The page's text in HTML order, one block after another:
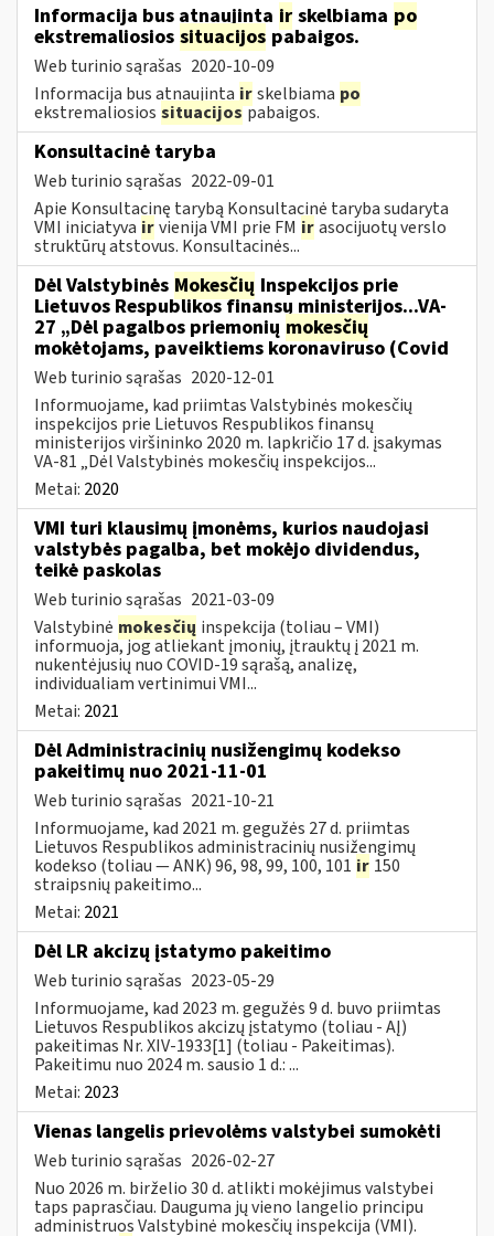
Informacija bus atnaujinta ir skelbiama po
ekstremaliosios situacijos pabaigos.
Web turinio sąrašas 2020-10-09
Informacija bus atnaujinta irskelbiama po
ekstremaliosios situacijospabaigos.
Konsultacinė taryba
Web turinio sąrašas 2022-09-01
Apie Konsultacinę tarybą Konsultacinė taryba sudaryta
VMI iniciatyva irvienija VMI prie FM irasocijuotų verslo
struktūrų atstovus. Konsultacinės...
Dėl Valstybinės Mokesčių Inspekcijos prie
Lietuvos Respublikos finansų ministerijos...VA-
27 „Dėl pagalbos priemonių mokesčių
mokėtojams, paveiktiems koronaviruso (Covid
Web turinio sąrašas 2020-12-01
Informuojame, kad priimtas Valstybinės mokesčių
inspekcijos prie Lietuvos Respublikos finansų
ministerijos viršininko 2020 m. lapkričio 17 d. įsakymas
VA-81 „Dėl Valstybinės mokesčių inspekcijos...
Metai: 2020
VMI turi klausimų įmonėms, kurios naudojasi
valstybės pagalba, bet mokėjo dividendus,
teikė paskolas
Web turinio sąrašas 2021-03-09
Valstybinė mokesčių inspekcija (toliau – VMI)
informuoja, jog atliekant įmonių, įtrauktų į 2021 m.
nukentėjusių nuo COVID-19 sąrašą, analizę,
individualiam vertinimui VMI...
Metai: 2021
Dėl Administracinių nusižengimų kodekso
pakeitimų nuo 2021-11-01
Web turinio sąrašas 2021-10-21
Informuojame, kad 2021 m. gegužės 27 d. priimtas
Lietuvos Respublikos administracinių nusižengimų
kodekso (toliau — ANK) 96, 98, 99, 100, 101 ir 150
straipsnių pakeitimo...
Metai: 2021
Dėl LR akcizų įstatymo pakeitimo
Web turinio sąrašas 2023-05-29
Informuojame, kad 2023 m. gegužės 9 d. buvo priimtas
Lietuvos Respublikos akcizų įstatymo (toliau - AĮ)
pakeitimas Nr. XIV-1933[1] (toliau - Pakeitimas).
Pakeitimu nuo 2024 m. sausio 1 d.: ...
Metai: 2023
Vienas langelis prievolėms valstybei sumokėti
Web turinio sąrašas 2026-02-27
Nuo 2026 m. birželio 30 d. atlikti mokėjimus valstybei
taps paprasčiau. Dauguma jų vieno langelio principu
administruos Valstybinė mokesčių inspekcija (VMI).